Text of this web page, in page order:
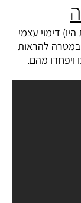
דימוי עצמי
במטרה להראות
ויפחדו מהם.